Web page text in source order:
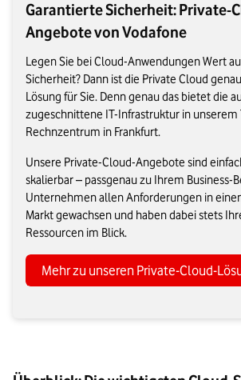
Garantierte Sicherheit: Private-
Angebote von Vodafone
Legen Sie bei Cloud-Anwendungen Wert
Sicherheit? Dann ist die Private Cloud
Lösung für Sie. Denn genau das bietet die
zugeschnittene IT-Infrastruktur in unserem
Rechnzentrum in Frankfurt.
Unsere Private-Cloud-Angebote sind
skalierbar – passgenau zu Ihrem Business-
Unternehmen allen Anforderungen in
Markt gewachsen und haben dabei stets
Ressourcen im Blick.
Mehr zu unseren Private-Cloud-